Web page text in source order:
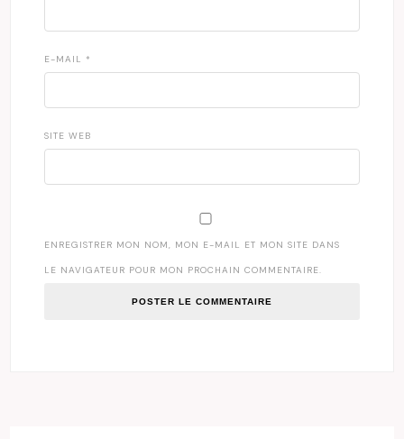
E-MAIL *
SITE WEB
ENREGISTRER MON NOM, MON E-MAIL ET MON SITE DANS
LE NAVIGATEUR POUR MON PROCHAIN COMMENTAIRE.